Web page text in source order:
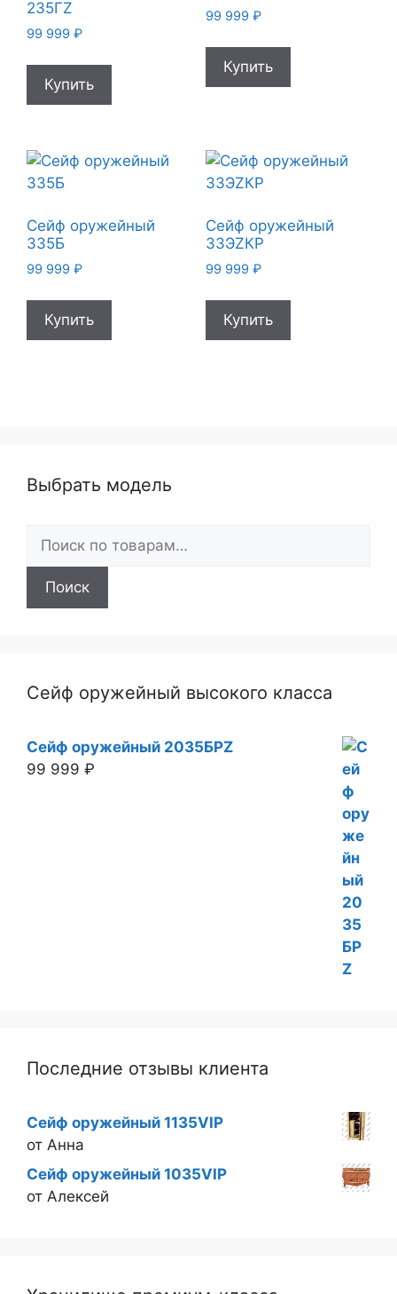
235ГZ
99 999 ₽
Купить
99 999 ₽
Купить
Сейф оружейный
335Б
99 999 ₽
Купить
Сейф оружейный
33ЭZКР
99 999 ₽
Купить
Выбрать модель
Поиск
Сейф оружейный высокого класса
Сейф оружейный 2035БРZ
99 999 ₽
Последние отзывы клиента
Сейф оружейный 1135VIP
от Анна
Сейф оружейный 1035VIP
от Алексей